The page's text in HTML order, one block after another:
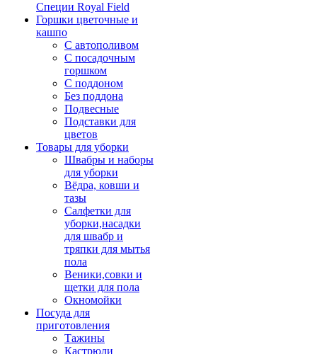
Специи Royal Field
Горшки цветочные и
кашпо
С автополивом
С посадочным
горшком
С поддоном
Без поддона
Подвесные
Подставки для
цветов
Товары для уборки
Швабры и наборы
для уборки
Вёдра, ковши и
тазы
Салфетки для
уборки,насадки
для швабр и
тряпки для мытья
пола
Веники,совки и
щетки для пола
Окномойки
Посуда для
приготовления
Тажины
Кастрюли